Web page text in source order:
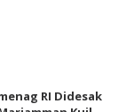
RI Didesak